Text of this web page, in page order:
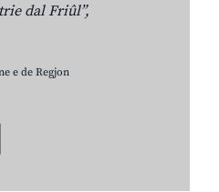
dal Friûl”,
e de Regjon